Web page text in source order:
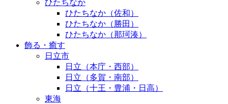
ひたちなか
ひたちなか（佐和）
ひたちなか（勝田）
ひたちなか（那珂湊）
飾る・癒す
日立市
日立（本庁・西部）
日立（多賀・南部）
日立（十王・豊浦・日高）
東海